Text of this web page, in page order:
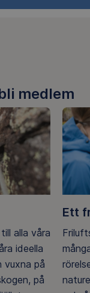
medlem
alla våra
ideella
vuxna på
på
Ett